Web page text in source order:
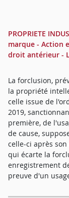
PROPRIETE
marque - Action
droit antérieur -
La forclusion,
la propriété
celle issue de
2019,
première, de
de cause,
celle-ci après
qui écarte la
enregistrement
preuve d'un